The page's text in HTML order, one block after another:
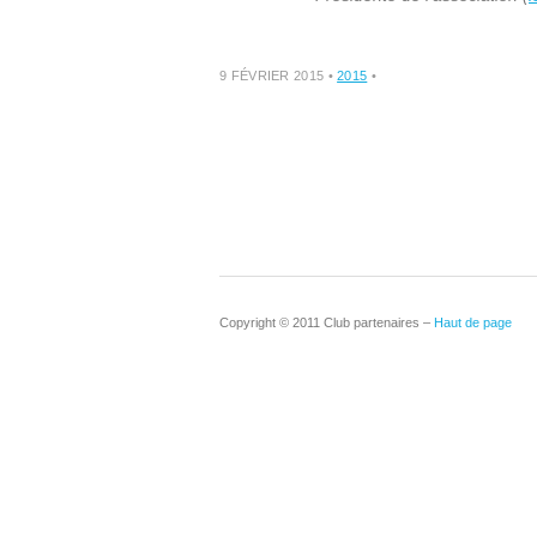
9 FÉVRIER 2015 •2015 •
Copyright © 2011 Club partenaires – Haut de page